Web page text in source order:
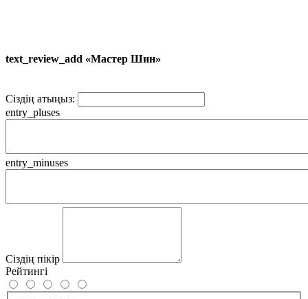
text_review_add «Мастер Шин»
Сіздің атыңыз:
entry_pluses
entry_minuses
Сіздің пікір
Рейтингі